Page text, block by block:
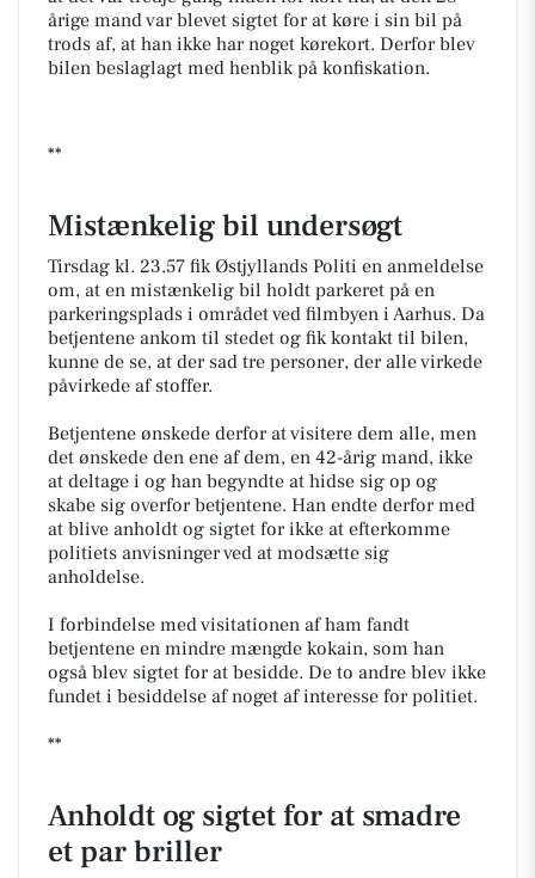
årige mand var blevet sigtet for at køre i sin bil på
trods af, at han ikke har noget kørekort. Derfor blev
bilen beslaglagt med henblik på konfiskation.
**
Mistænkelig bil undersøgt
Tirsdag kl. 23.57 fik Østjyllands Politi en anmeldelse
om, at en mistænkelig bil holdt parkeret på en
parkeringsplads i området ved filmbyen i Aarhus. Da
betjentene ankom til stedet og fik kontakt til bilen,
kunne de se, at der sad tre personer, der alle virkede
påvirkede af stoffer.
Betjentene ønskede derfor at visitere dem alle, men
det ønskede den ene af dem, en 42-årig mand, ikke
at deltage i og han begyndte at hidse sig op og
skabe sig overfor betjentene. Han endte derfor med
at blive anholdt og sigtet for ikke at efterkomme
politiets anvisninger ved at modsætte sig
anholdelse.
I forbindelse med visitationen af ham fandt
betjentene en mindre mængde kokain, som han
også blev sigtet for at besidde. De to andre blev ikke
fundet i besiddelse af noget af interesse for politiet.
**
Anholdt og sigtet for at smadre
et par briller